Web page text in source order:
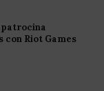
patrocina
con Riot Games